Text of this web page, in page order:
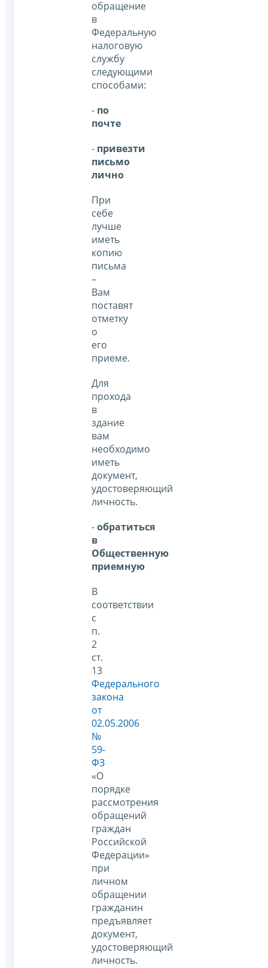
обращение
в
Федеральную
налоговую
службу
следующими
способами:
- по
почте
- привезти
письмо
лично
При
себе
лучше
иметь
копию
письма
–
Вам
поставят
отметку
о
его
приеме.
Для
прохода
в
здание
вам
необходимо
иметь
документ,
удостоверяющий
личность.
-обратиться
в
Общественную
приемную
В
соответствии
с
п.
2
ст.
13
Федерального
закона
от
02.05.2006
№
59-
ФЗ
«О
порядке
рассмотрения
обращений
граждан
Российской
Федерации»
при
личном
обращении
гражданин
предъявляет
документ,
удостоверяющий
личность.